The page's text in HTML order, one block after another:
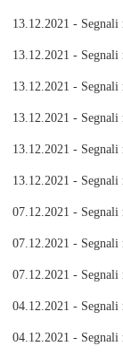
13.12.2021 -
13.12.2021 -
13.12.2021 -
13.12.2021 -
13.12.2021 -
13.12.2021 -
07.12.2021 -
07.12.2021 -
07.12.2021 -
04.12.2021 -
04.12.2021 -